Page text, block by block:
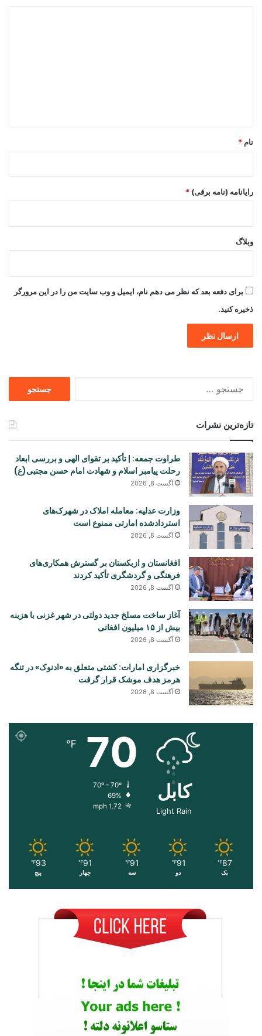
نام *
رایانامه (نامه برقی) *
وبلاگ
برای دفعه بعد که نظر می دهم نام، ایمیل و وب سایت من را در این مرورگر
ذخیره کنید.
تازه‌ترین نشرات
طراوت جمعه: | تأکید بر تقوای الهی و بررسی ابعاد
رحلت پیامبر اسلام و شهادت امام حسن مجتبی(ع)
آگست 8, 2026
وزارت عدلیه: معامله املاک در شهرک‌های
استردادشده امارتی ممنوع است
آگست 8, 2026
افغانستان و ازبکستان بر گسترش همکاری‌های
فرهنگی و گردشگری تأکید کردند
آگست 8, 2026
آغاز ساخت مسلخ جدید دولتی در شهر غزنی با هزینه
بیش از ۱۵ میلیون افغانی
آگست 8, 2026
خبرگزاری امارات: کشتی متعلق به «ادنوک» در تنگه
هرمز هدف موشک قرار گرفت
آگست 8, 2026
کابل
Light Rain
70
℉
69%
1.72 mph
87
℉
یک
91
℉
دو
91
℉
سه
91
℉
چهار
93
℉
پنج